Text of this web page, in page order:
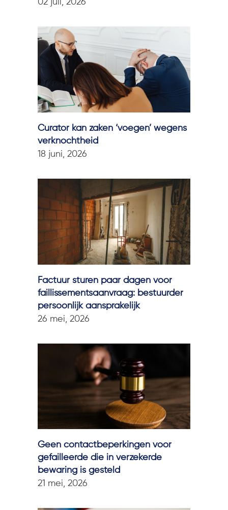
02 juli, 2026
Curator kan zaken ‘voegen’ wegens
verknochtheid
18 juni, 2026
Factuur sturen paar dagen voor
faillissementsaanvraag: bestuurder
persoonlijk aansprakelijk
26 mei, 2026
Geen contactbeperkingen voor
gefailleerde die in verzekerde
bewaring is gesteld
21 mei, 2026